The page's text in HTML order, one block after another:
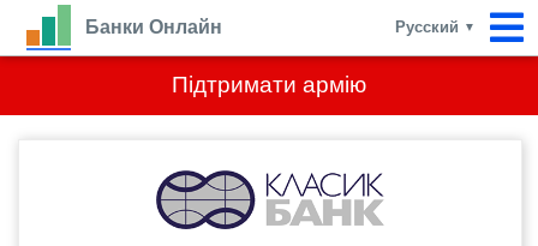
Підтримати армію
Банки Онлайн Русский ▼